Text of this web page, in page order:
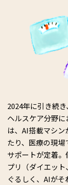
2024年に引き続
ヘルスケア分野
は、AI搭載マシ
たり、医療の現
サポートが定着
プリ（ダイエッ
ぐるしく、AIが